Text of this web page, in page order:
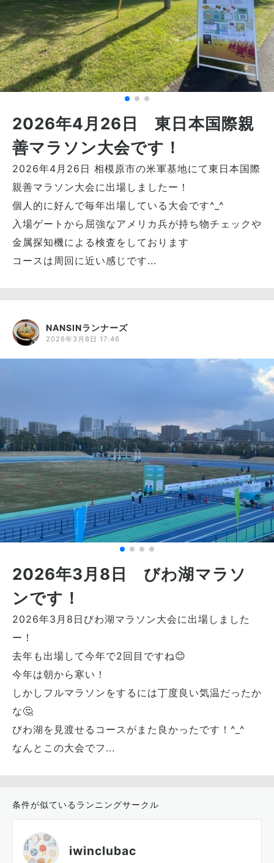
2026年4月26日 東日本国際親
善マラソン大会です！
2026年4月26日 相模原市の米軍基地にて東日本国際
親善マラソン大会に出場しましたー！
個人的に好んで毎年出場している大会です^_^
入場ゲートから屈強なアメリカ兵が持ち物チェックや
金属探知機による検査をしております
コースは周回に近い感じです...
NANSINランナーズ
2026年3月8日 17:46
2026年3月8日 びわ湖マラソ
ンです！
2026年3月8日びわ湖マラソン大会に出場しました
ー！
去年も出場して今年で2回目ですね😊
今年は朝から寒い！
しかしフルマラソンをするには丁度良い気温だったか
な🤔
びわ湖を見渡せるコースがまた良かったです！^_^
なんとこの大会でフ...
条件が似ているランニングサークル
iwinclubac